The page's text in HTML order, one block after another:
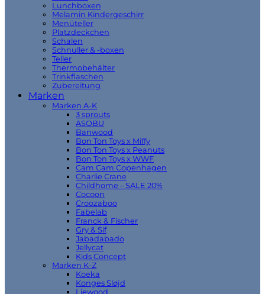
Lunchboxen
Melamin Kindergeschirr
Menüteller
Platzdeckchen
Schalen
Schnuller & -boxen
Teller
Thermobehälter
Trinkflaschen
Zubereitung
Marken
Marken A-K
3 sprouts
ASOBU
Banwood
Bon Ton Toys x Miffy
Bon Ton Toys x Peanuts
Bon Ton Toys x WWF
Cam Cam Copenhagen
Charlie Crane
Childhome – SALE 20%
Cocoon
Croozaboo
Fabelab
Franck & Fischer
Gry & Sif
Jabadabado
Jellycat
Kids Concept
Marken K-Z
Koeka
Konges Sløjd
Liewood